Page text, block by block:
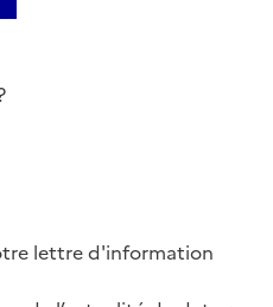
lettre d'information